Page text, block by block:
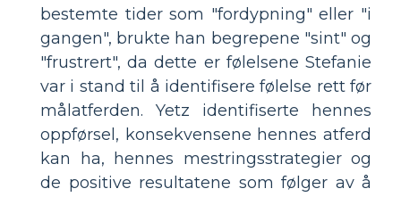
bestemte tider som "fordypning" eller "i
gangen", brukte han begrepene "sint" og
"frustrert", da dette er følelsene Stefanie
var i stand til å identifisere følelse rett før
målatferden. Yetz identifiserte hennes
oppførsel, konsekvensene hennes atferd
kan ha, hennes mestringsstrategier og
de positive resultatene som følger av å